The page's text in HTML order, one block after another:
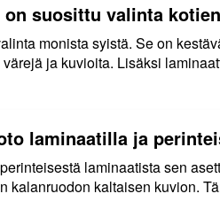
suosittu valinta
monista syistä. Se on
ja kuvioita. Lisäksi
laminaatilla ja
laminaatista sen
kalanruodon kaltaisen kuvion.